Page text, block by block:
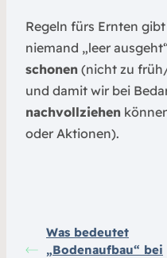
Regeln fürs Ernten
niemand „leer
schonen (nicht zu
und damit wir bei
nachvollziehen
oder Aktionen).
Was bedeutet
„Bodenaufbau“ bei